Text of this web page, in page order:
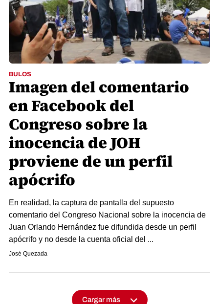
BULOS
Imagen del comentario
en Facebook del
Congreso sobre la
inocencia de JOH
proviene de un perfil
apócrifo
En realidad, la captura de pantalla del supuesto
comentario del Congreso Nacional sobre la inocencia de
Juan Orlando Hernández fue difundida desde un perfil
apócrifo y no desde la cuenta oficial del ...
José Quezada
Cargar más